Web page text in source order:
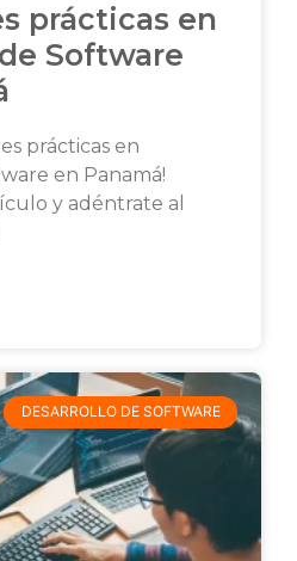
prácticas en
Software
prácticas en
en Panamá!
y adéntrate al
DESARROLLO DE SOFTWARE